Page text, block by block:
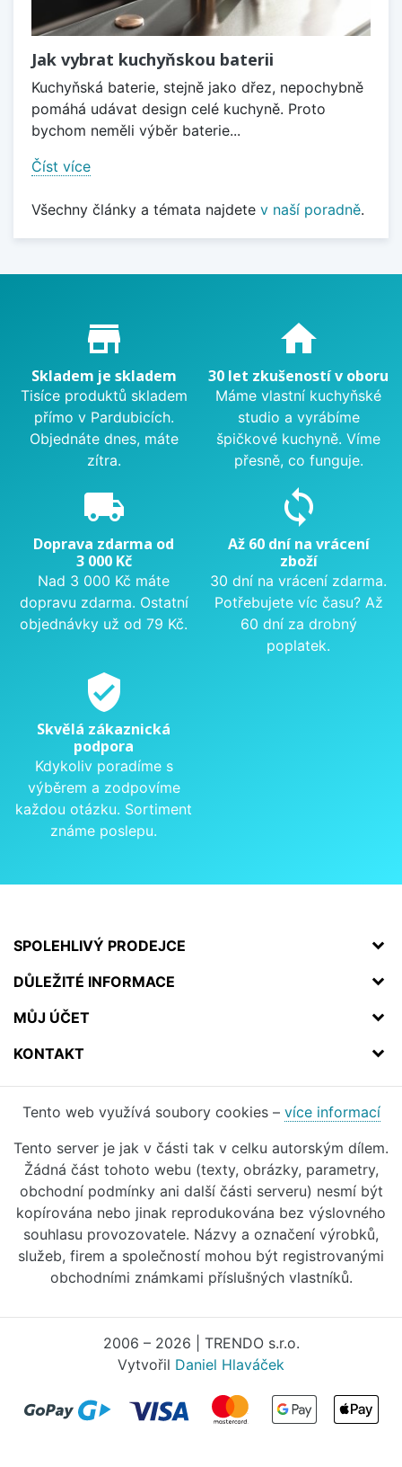
Jak vybrat kuchyňskou baterii
Kuchyňská baterie, stejně jako dřez, nepochybně
pomáhá udávat design celé kuchyně. Proto
bychom neměli výběr baterie...
Číst více
Všechny články a témata najdete v naší poradně.
Proč nakupovat u nás?
store_mall_directory
Skladem je skladem
Tisíce produktů skladem
přímo v Pardubicích.
Objednáte dnes, máte
zítra.
home
30 let zkušeností v oboru
Máme vlastní kuchyňské
studio a vyrábíme
špičkové kuchyně. Víme
přesně, co funguje.
local_shipping
Doprava zdarma od
3 000 Kč
Nad 3 000 Kč máte
dopravu zdarma. Ostatní
objednávky už od 79 Kč.
sync
Až 60 dní na vrácení
zboží
30 dní na vrácení zdarma.
Potřebujete víc času? Až
60 dní za drobný
poplatek.
verified_user
Skvělá zákaznická
podpora
Kdykoliv poradíme s
výběrem a zodpovíme
každou otázku. Sortiment
známe poslepu.
SPOLEHLIVÝ PRODEJCE
DŮLEŽITÉ INFORMACE
MŮJ ÚČET
KONTAKT
Tento web využívá soubory cookies – více informací
Tento server je jak v části tak v celku autorským dílem.
Žádná část tohoto webu (texty, obrázky, parametry,
obchodní podmínky ani další části serveru) nesmí být
kopírována nebo jinak reprodukována bez výslovného
souhlasu provozovatele. Názvy a označení výrobků,
služeb, firem a společností mohou být registrovanými
obchodními známkami příslušných vlastníků.
2006 – 2026 | TRENDO s.r.o.
Vytvořil Daniel Hlaváček